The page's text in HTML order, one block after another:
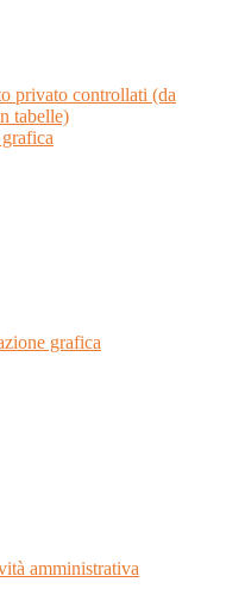
privato controllati (da
tabelle)
grafica
amministrativa